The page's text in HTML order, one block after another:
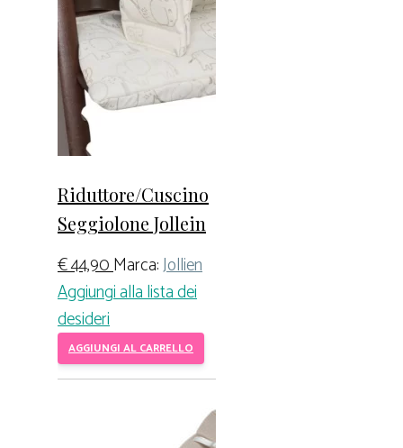
Riduttore/Cuscino
Seggiolone Jollein
€44,90Marca:Jollien
Aggiungi alla lista dei
desideri
AGGIUNGI AL CARRELLO